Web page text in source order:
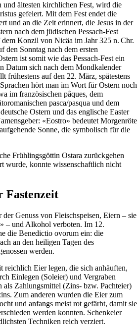
ältesten kirchlichen Fest, wird die
gefeiert. Mit dem Fest endet die
und an die Zeit erinnert, die Jesus in der
nach dem jüdischen Pessach-Fest
Konzil von Nicäa im Jahr 325 n. Chr.
den Sonntag nach dem ersten
ist somit wie das Pessach-Fest ein
Datum sich nach dem Mond­kalender
frühestens auf den 22. März, spätestens
hört man im Wort für Ostern noch
im französischen pâques, dem
pasca/pasqua und dem
Ostern und das englische Easter
«Eostro» bedeutet Morgenröte
Sonne, die symbolisch für die
Frühlingsgöttin Ostara zurückgehen
wurde, konnte wissenschaftlich nicht
Fastenzeit
Genuss von Fleischspeisen, Eiern – sie
– und Alkohol verboten. Im 12.
die Benedictio ovorum ein: die
an den heiligen Tagen des
werden.
reichlich Eier legen, die sich anhäuften,
Einlegen (Soleier) und Vergraben
als Zahlungsmittel (Zins- bzw. Pachteier)
Zum anderen wurden die Eier zum
und anfangs meist rot gefärbt, damit sie
werden konnten. Schenkeier
Techniken reich verziert.